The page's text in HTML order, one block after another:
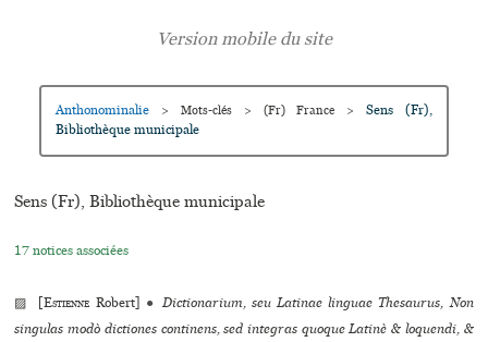
Anthonominalie > Mots-clés > (Fr) France >
Sens (Fr),
Bibliothèque muni­ci­pale
Sens (Fr), Bibliothèque muni­ci­pale
17 notices associées
▨ [Estienne Robert] ● Dictionarium, seu Latinae linguae Thesaurus, Non
singulas modò dictiones continens, sed integras quoque Latinè & loquendi, &